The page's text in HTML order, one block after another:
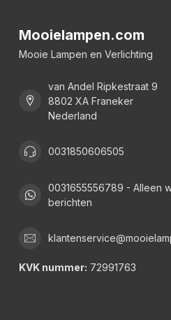
Mooielampen.com
Mooie Lampen en Verlichting
van Andel Ripkestraat 9
8802 XA Franeker
Nederland
0031850606505
0031655556789 - Alleen
berichten
KVK nummer: 72991763